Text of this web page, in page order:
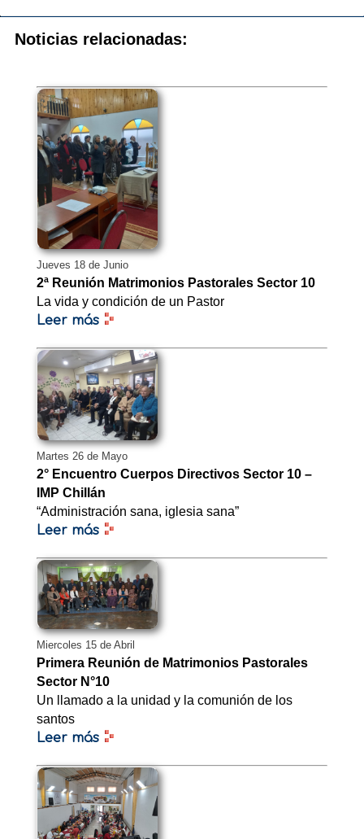
Noticias relacionadas:
Jueves 18 de Junio
2ª Reunión Matrimonios Pastorales Sector 10
La vida y condición de un Pastor
Leer más
Martes 26 de Mayo
2° Encuentro Cuerpos Directivos Sector 10 –
IMP Chillán
“Administración sana, iglesia sana”
Leer más
Miercoles 15 de Abril
Primera Reunión de Matrimonios Pastorales
Sector N°10
Un llamado a la unidad y la comunión de los
santos
Leer más